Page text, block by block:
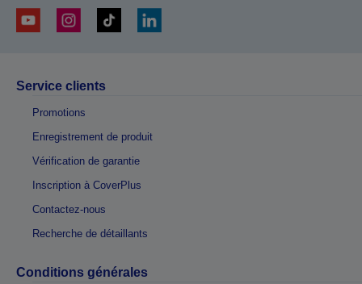
Service clients
Promotions
Enregistrement de produit
Vérification de garantie
Inscription à CoverPlus
Contactez-nous
Recherche de détaillants
Conditions générales